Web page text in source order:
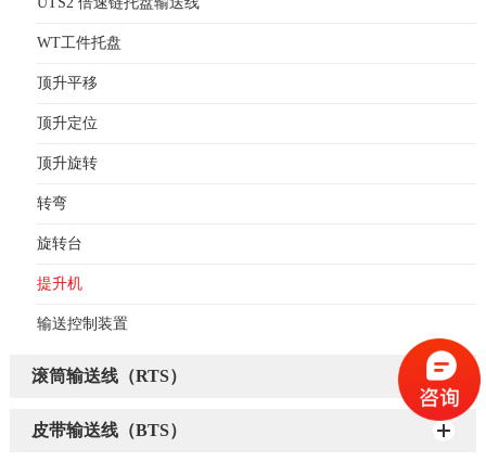
WT工件托盘
顶升平移
顶升定位
顶升旋转
转弯
旋转台
提升机
输送控制装置
滚筒输送线（RTS）
皮带输送线（BTS）